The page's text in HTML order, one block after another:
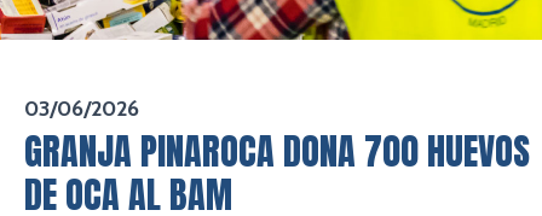
03/06/2026
GRANJA PINAROCA DONA 700 HUEVOS
DE OCA AL BAM